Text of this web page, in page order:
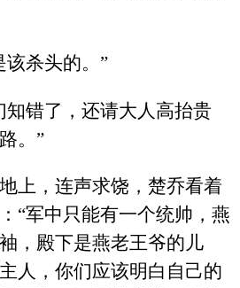
该杀头的。”
知错了，还请大人高抬贵
。”
上，连声求饶，楚乔看着
“军中只能有一个统帅，燕
，殿下是燕老王爷的儿
人，你们应该明白自己的